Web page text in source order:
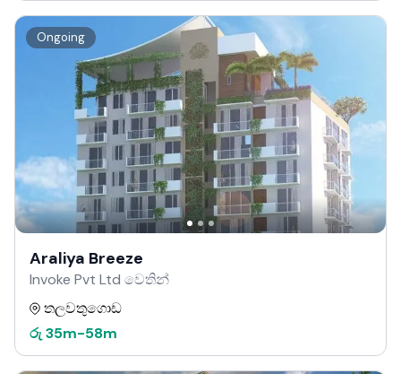
Ongoing
Araliya Breeze
Invoke Pvt Ltd වෙතින්
තලවතුගොඩ
රු 35m-58m